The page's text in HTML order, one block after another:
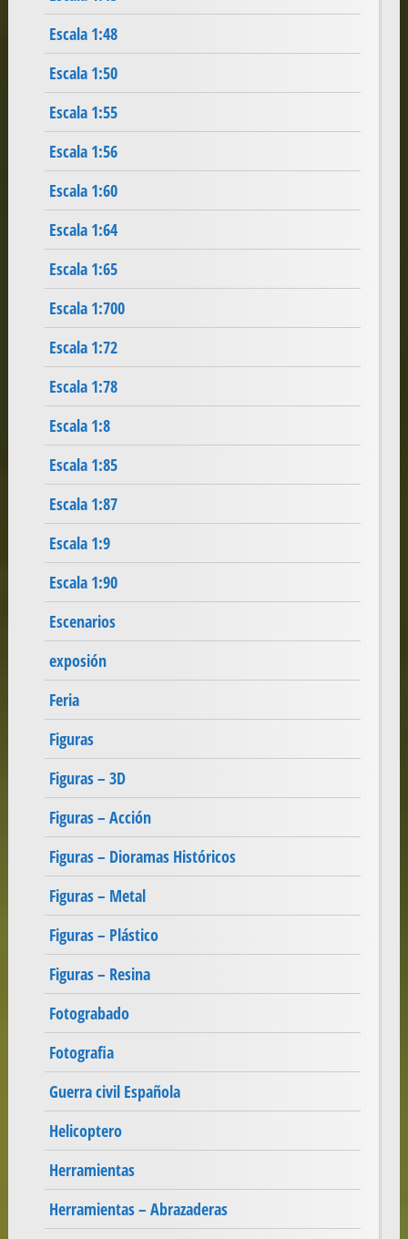
Escala 1:48
Escala 1:50
Escala 1:55
Escala 1:56
Escala 1:60
Escala 1:64
Escala 1:65
Escala 1:700
Escala 1:72
Escala 1:78
Escala 1:8
Escala 1:85
Escala 1:87
Escala 1:9
Escala 1:90
Escenarios
exposión
Feria
Figuras
Figuras – 3D
Figuras – Acción
Figuras – Dioramas Históricos
Figuras – Metal
Figuras – Plástico
Figuras – Resina
Fotograbado
Fotografia
Guerra civil Española
Helicoptero
Herramientas
Herramientas – Abrazaderas